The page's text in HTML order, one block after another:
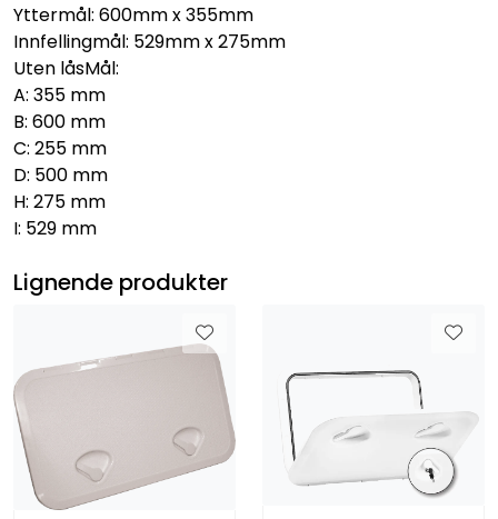
Yttermål: 600mm x 355mm
Innfellingmål: 529mm x 275mm
Uten låsMål:
A: 355 mm
B: 600 mm
C: 255 mm
D: 500 mm
H: 275 mm
I: 529 mm
Lignende produkter